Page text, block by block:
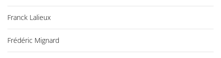
Franck Lalieux
Frédéric Mignard